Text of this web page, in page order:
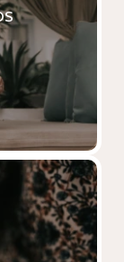
für
hält,